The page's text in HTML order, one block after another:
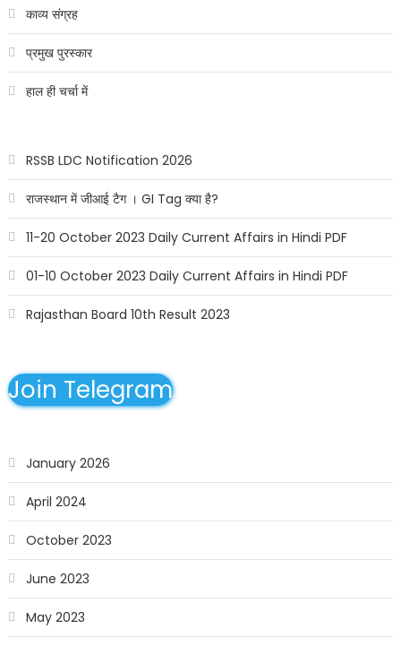
काव्य संग्रह
प्रमुख पुरस्कार
हाल ही चर्चा में
RSSB LDC Notification 2026
राजस्थान में जीआई टैग । GI Tag क्या है?
11-20 October 2023 Daily Current Affairs in Hindi PDF
01-10 October 2023 Daily Current Affairs in Hindi PDF
Rajasthan Board 10th Result 2023
Join Telegram
January 2026
April 2024
October 2023
June 2023
May 2023